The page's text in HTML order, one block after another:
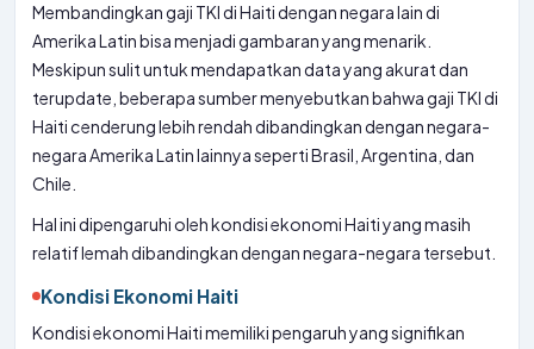
Membandingkan gaji TKI di Haiti dengan negara lain di
Amerika Latin bisa menjadi gambaran yang menarik.
Meskipun sulit untuk mendapatkan data yang akurat dan
terupdate, beberapa sumber menyebutkan bahwa gaji TKI di
Haiti cenderung lebih rendah dibandingkan dengan negara-
negara Amerika Latin lainnya seperti Brasil, Argentina, dan
Chile.
Hal ini dipengaruhi oleh kondisi ekonomi Haiti yang masih
relatif lemah dibandingkan dengan negara-negara tersebut.
Kondisi Ekonomi Haiti
Kondisi ekonomi Haiti memiliki pengaruh yang signifikan